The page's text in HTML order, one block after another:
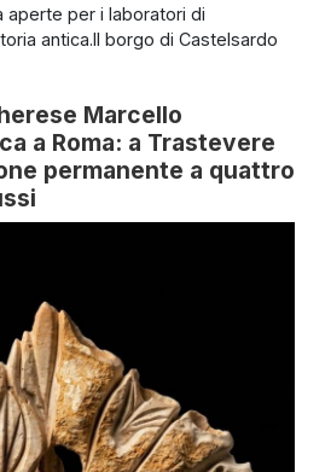
aperte per i laboratori di
antica.Il borgo di Castelsardo
Marcello
a Roma: a Trastevere
permanente a quattro